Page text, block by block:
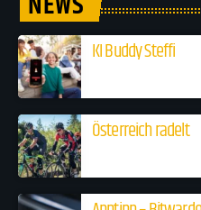
KI Buddy Steffi
Österreich radelt